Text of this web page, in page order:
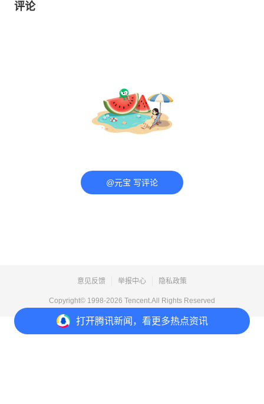
打开腾讯新闻，看更多热点资讯
评论
@元宝 写评论
意见反馈 举报中心 隐私政策
Copyright© 1998-2026 Tencent.All Rights Reserved